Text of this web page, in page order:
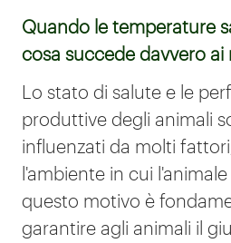
Quando le temperature
cosa succede davvero ai
Lo stato di salute e le
produttive degli animali
influenzati da molti
l'ambiente in cui
questo motivo è
garantire agli animali il